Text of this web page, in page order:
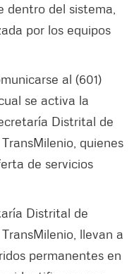
dentro del sistema,
por los equipos
al (601)
se activa la
Distrital de
quienes
de servicios
Distrital de
llevan a
permanentes en